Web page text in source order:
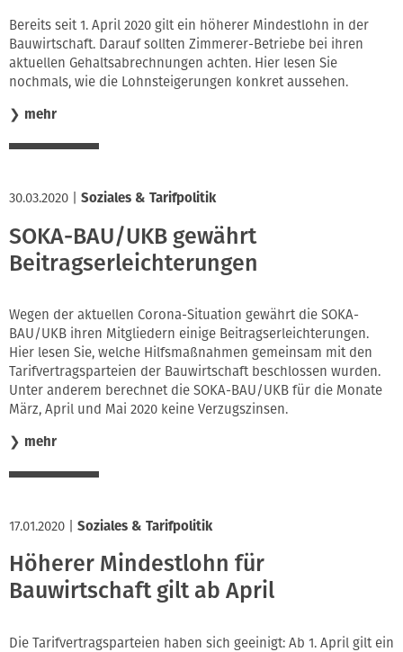
Bereits seit 1. April 2020 gilt ein höherer Mindestlohn in der
Bauwirtschaft. Darauf sollten Zimmerer-Betriebe bei ihren
aktuellen Gehaltsabrechnungen achten. Hier lesen Sie
nochmals, wie die Lohnsteigerungen konkret aussehen.
❯ mehr
30.03.2020 Soziales & Tarifpolitik
SOKA-BAU/UKB gewährt
Beitragserleichterungen
Wegen der aktuellen Corona-Situation gewährt die SOKA-
BAU/UKB ihren Mitgliedern einige Beitragserleichterungen.
Hier lesen Sie, welche Hilfsmaßnahmen gemeinsam mit den
Tarifvertragsparteien der Bauwirtschaft beschlossen wurden.
Unter anderem berechnet die SOKA-BAU/UKB für die Monate
März, April und Mai 2020 keine Verzugszinsen.
❯ mehr
17.01.2020 Soziales & Tarifpolitik
Höherer Mindestlohn für
Bauwirtschaft gilt ab April
Die Tarifvertragsparteien haben sich geeinigt: Ab 1. April gilt ein